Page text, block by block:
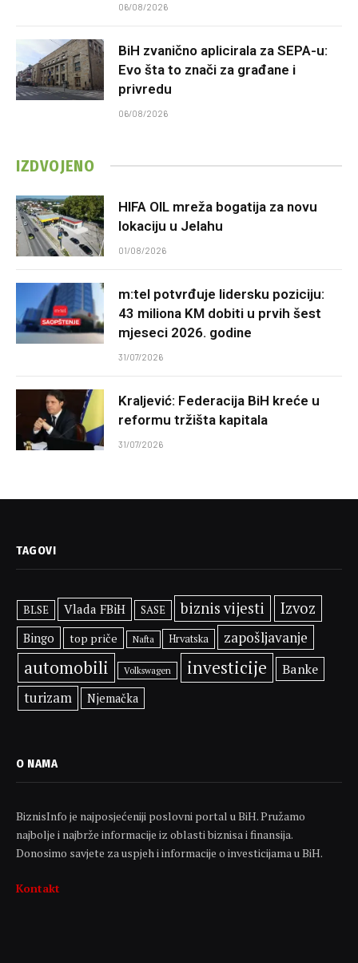
06/08/2026
BiH zvanično aplicirala za SEPA-u:
Evo šta to znači za građane i
privredu
06/08/2026
IZDVOJENO
HIFA OIL mreža bogatija za novu
lokaciju u Jelahu
01/08/2026
m:tel potvrđuje lidersku poziciju:
43 miliona KM dobiti u prvih šest
mjeseci 2026. godine
31/07/2026
Kraljević: Federacija BiH kreće u
reformu tržišta kapitala
31/07/2026
TAGOVI
BLSE Vlada FBiH SASE biznis vijesti Izvoz
Bingo top priče Nafta Hrvatska zapošljavanje
automobili Volkswagen investicije
Banke
turizam
Njemačka
O NAMA
BiznisInfo je najposjećeniji poslovni portal u BiH. Pružamo
najbolje i najbrže informacije iz oblasti biznisa i finansija.
Donosimo savjete za uspjeh i informacije o investicijama u BiH.
Kontakt